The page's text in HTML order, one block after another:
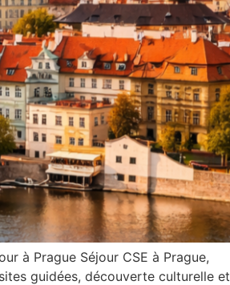
à Prague Séjour CSE à Prague,
guidées, découverte culturelle et